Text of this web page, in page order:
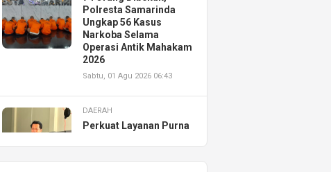
Polresta Samarinda
Ungkap 56 Kasus
Narkoba Selama
Operasi Antik Mahakam
2026
Sabtu, 01 Agu 2026 06:43
DAERAH
Perkuat Layanan Purna
Resmikan AHASS